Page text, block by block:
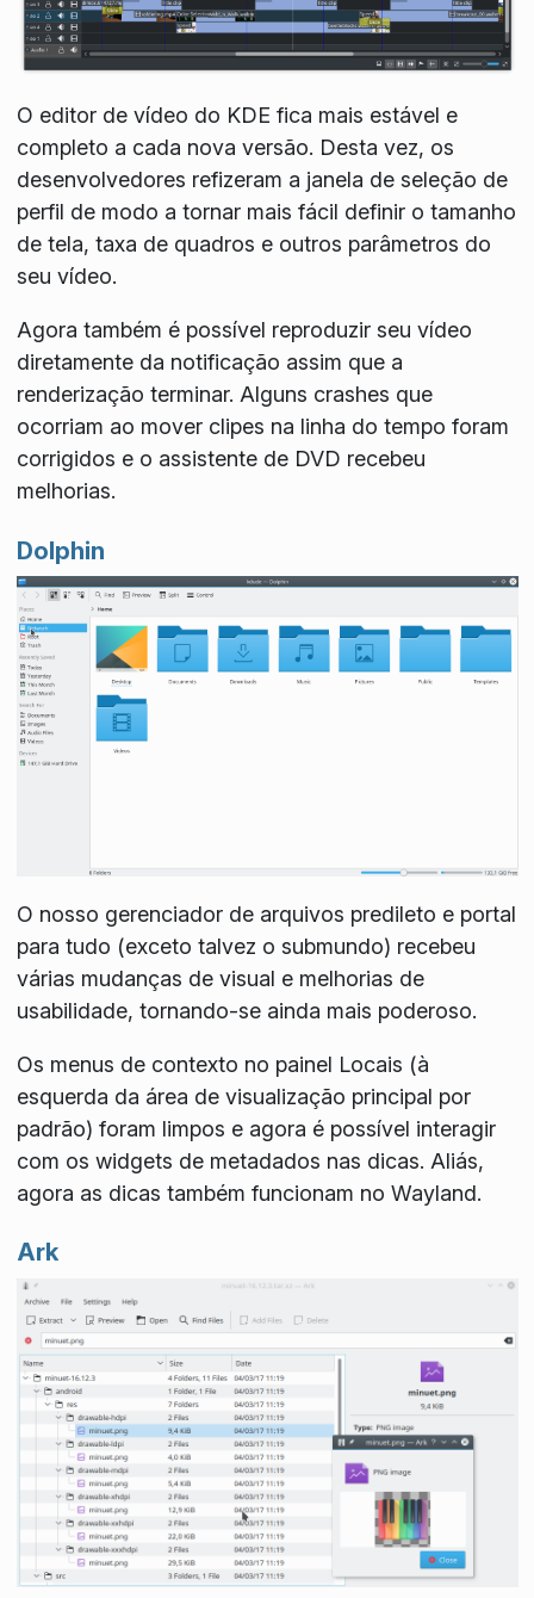
O editor de vídeo do KDE fica mais estável e
completo a cada nova versão. Desta vez, os
desenvolvedores refizeram a janela de seleção de
perfil de modo a tornar mais fácil definir o tamanho
de tela, taxa de quadros e outros parâmetros do
seu vídeo.
Agora também é possível reproduzir seu vídeo
diretamente da notificação assim que a
renderização terminar. Alguns crashes que
ocorriam ao mover clipes na linha do tempo foram
corrigidos e o assistente de DVD recebeu
melhorias.
Dolphin
O nosso gerenciador de arquivos predileto e portal
para tudo (exceto talvez o submundo) recebeu
várias mudanças de visual e melhorias de
usabilidade, tornando-se ainda mais poderoso.
Os menus de contexto no painel Locais (à
esquerda da área de visualização principal por
padrão) foram limpos e agora é possível interagir
com os widgets de metadados nas dicas. Aliás,
agora as dicas também funcionam no Wayland.
Ark